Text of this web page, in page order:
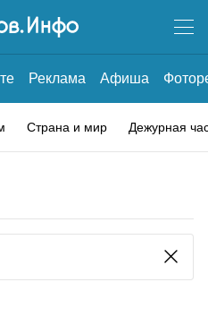
Реклама Афиша
Страна и мир Дежурная